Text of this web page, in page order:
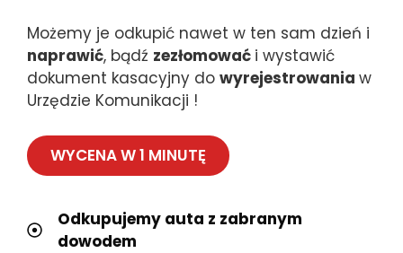
Możemy je odkupić nawet w ten sam dzień i
naprawić, bądź zezłomować i wystawić
dokument kasacyjny do wyrejestrowania w
Urzędzie Komunikacji !
WYCENA W 1 MINUTĘ
Odkupujemy auta z zabranym
dowodem